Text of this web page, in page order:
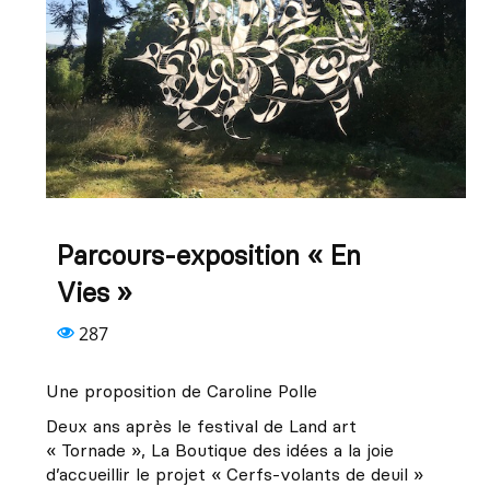
Parcours-exposition « En
Vies »
287
Une proposition de Caroline Polle
Deux ans après le festival de Land art
« Tornade », La Boutique des idées a la joie
d’accueillir le projet « Cerfs-volants de deuil »